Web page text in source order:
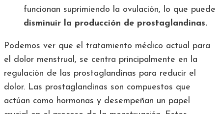
funcionan suprimiendo la ovulación, lo que puede
disminuir la producción de prostaglandinas.
Podemos ver que el tratamiento médico actual para
el dolor menstrual, se centra principalmente en la
regulación de las prostaglandinas para reducir el
dolor. Las prostaglandinas son compuestos que
actúan como hormonas y desempeñan un papel